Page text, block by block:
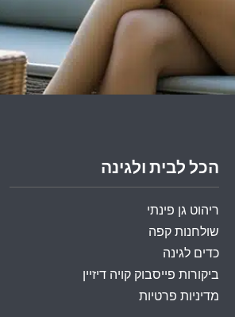
הכל לבית ולגינה
ריהוט גן פינתי
שולחנות קפה
כדים לגינה
ביקורות פייסבוק קויה דיזיין
מדיניות פרטיות